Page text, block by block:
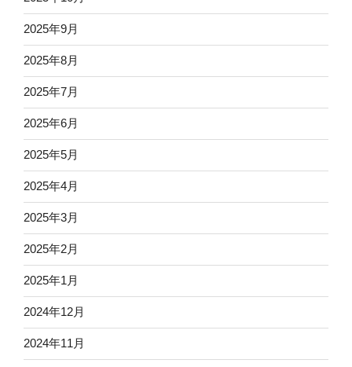
2025年9月
2025年8月
2025年7月
2025年6月
2025年5月
2025年4月
2025年3月
2025年2月
2025年1月
2024年12月
2024年11月